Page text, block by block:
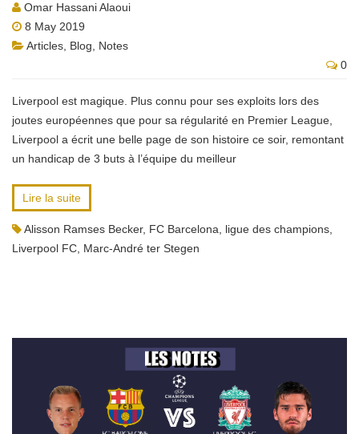
Omar Hassani Alaoui
8 May 2019
Articles Blog
Notes
0
Liverpool est magique. Plus connu pour ses exploits lors des
joutes européennes que pour sa régularité en Premier League,
Liverpool a écrit une belle page de son histoire ce soir, remontant
un handicap de 3 buts à l’équipe du meilleur
Lire la suite
Alisson Ramses Becker, FC Barcelona ligue des champions
Liverpool FC Marc-André ter Stegen